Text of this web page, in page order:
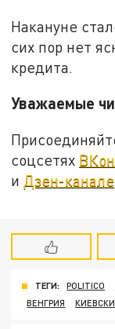
Накануне
сих пор нет
кредита.
Уважаемые
соцсетях
и Дзен-канале
ТЕГИ: POLITICO
ВЕНГРИЯ